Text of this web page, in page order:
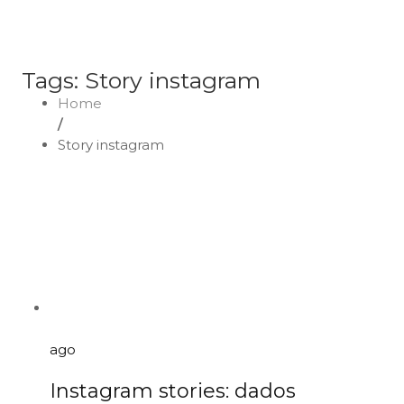
Tags: Story instagram
Home
/
Story instagram
ago
Instagram stories: dados